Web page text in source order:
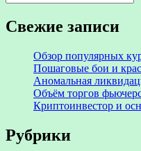
Свежие записи
Обзор популярных
Пошаговые бои и
Аномальная
Объём торгов
Криптоинвестор и
Рубрики